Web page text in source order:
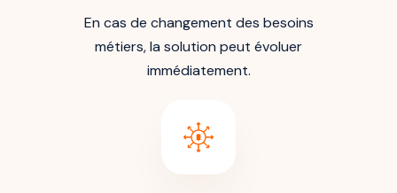
En cas de changement des besoins
métiers, la solution peut évoluer
immédiatement.